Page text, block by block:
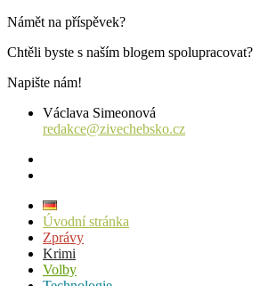
Námět na příspěvek?
Chtěli byste s naším blogem spolupracovat?
Napište nám!
Václava Simeonová
redakce@zivechebsko.cz
Úvodní stránka
Zprávy
Krimi
Volby